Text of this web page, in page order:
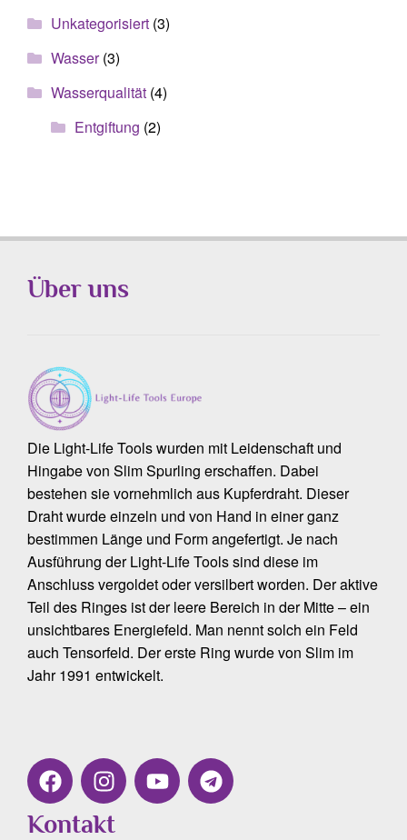
Unkategorisiert(3)
Wasser(3)
Wasserqualität(4)
Entgiftung (2)
Über uns
Die Light-Life Tools wurden mit Leidenschaft und
Hingabe von Slim Spurling erschaffen. Dabei
bestehen sie vornehmlich aus Kupferdraht. Dieser
Draht wurde einzeln und von Hand in einer ganz
bestimmen Länge und Form angefertigt. Je nach
Ausführung der Light-Life Tools sind diese im
Anschluss vergoldet oder versilbert worden. Der aktive
Teil des Ringes ist der leere Bereich in der Mitte – ein
unsichtbares Energiefeld. Man nennt solch ein Feld
auch Tensorfeld. Der erste Ring wurde von Slim im
Jahr 1991 entwickelt.
Kontakt